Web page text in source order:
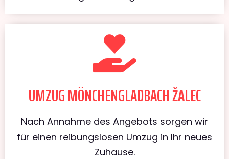
UMZUG MÖNCHENGLADBACH ŽALEC
Nach Annahme des Angebots sorgen wir
für einen reibungslosen Umzug in Ihr neues
Zuhause.